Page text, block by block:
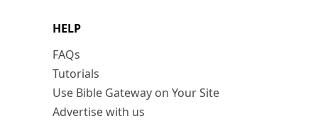
HELP
FAQs
Tutorials
Use Bible Gateway on Your Site
Advertise with us